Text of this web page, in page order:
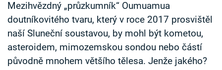
Mezihvězdný „průzkumník“ Oumuamua
doutníkovitého tvaru, který v roce 2017 prosvištěl
naší Sluneční soustavou, by mohl být kometou,
asteroidem, mimozemskou sondou nebo částí
původně mnohem většího tělesa. Jenže jakého?